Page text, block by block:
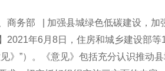
商务部 | 加强县城绿色低碳建设，加
2021年6月8日，住房和城乡建设部
见》”）。《意见》包括充分认识推